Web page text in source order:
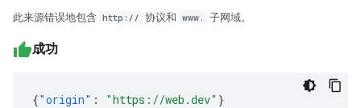
此来源错误地包含 http:// 协议和 www. 子网域。
成功
{"origin" : "https://web.dev" }